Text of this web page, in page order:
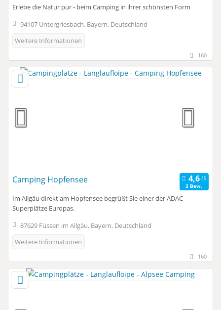
Erlebe die Natur pur - beim Camping in ihrer schönsten Form
94107 Untergriesbach, Bayern, Deutschland
Weitere Informationen
160
Camping Hopfensee
2 Bew.
Im Allgäu direkt am Hopfensee begrüßt Sie einer der ADAC-
Superplätze Europas.
87629 Füssen im Allgäu, Bayern, Deutschland
Weitere Informationen
160